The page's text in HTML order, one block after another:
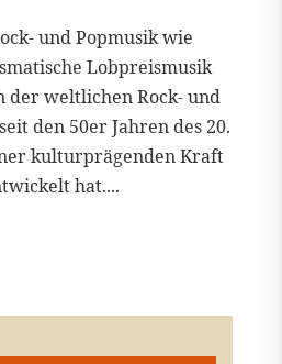
und Popmusik wie
Lobpreismusik
weltlichen Rock- und
den 50er Jahren des 20.
kulturprägenden Kraft
hat....